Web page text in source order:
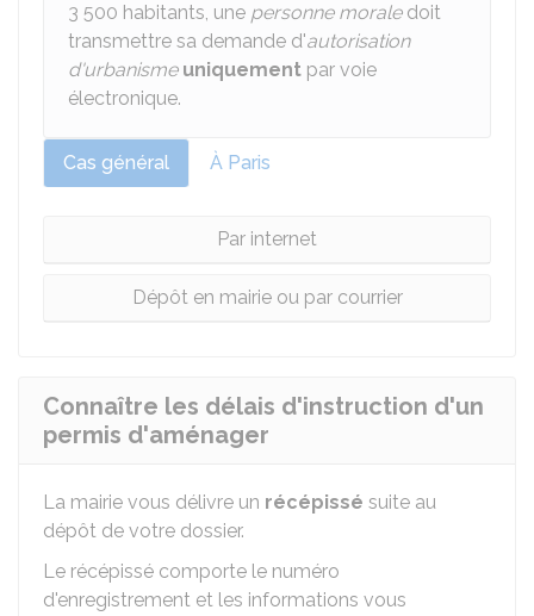
3 500 habitants, une personne moraledoit
transmettre sa demande d'autorisation
d'urbanisme uniquement par voie
électronique.
Cas général À Paris
Par internet
Dépôt en mairie ou par courrier
Connaître les délais d'instruction d'un
permis d'aménager
La mairie vous délivre un récépissé suite au
dépôt de votre dossier.
Le récépissé comporte le numéro
d'enregistrement et les informations vous